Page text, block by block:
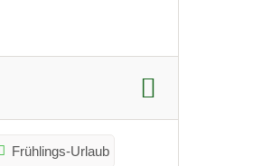
Frühlings-Urlaub